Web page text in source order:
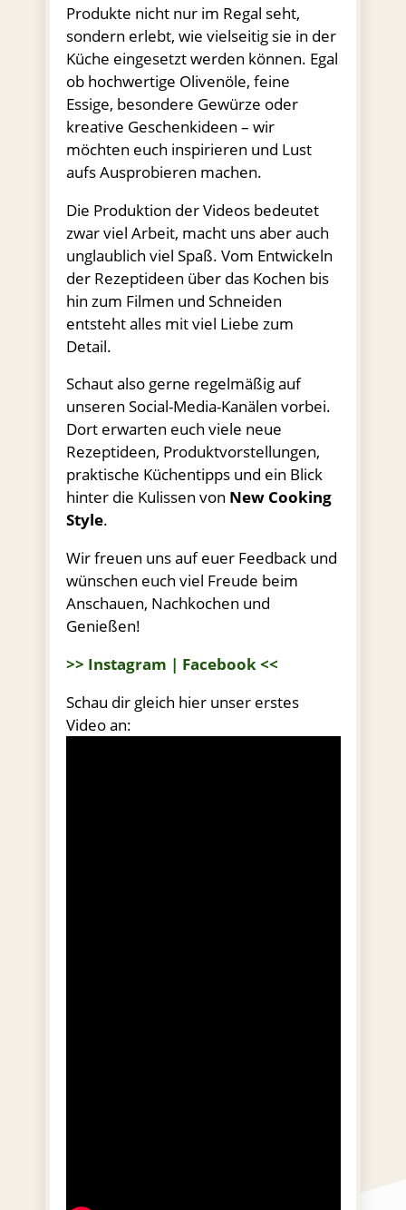
Produkte nicht nur im Regal seht,
sondern erlebt, wie vielseitig sie in der
Küche eingesetzt werden können. Egal
ob hochwertige Olivenöle, feine
Essige, besondere Gewürze oder
kreative Geschenkideen – wir
möchten euch inspirieren und Lust
aufs Ausprobieren machen.
Die Produktion der Videos bedeutet
zwar viel Arbeit, macht uns aber auch
unglaublich viel Spaß. Vom Entwickeln
der Rezeptideen über das Kochen bis
hin zum Filmen und Schneiden
entsteht alles mit viel Liebe zum
Detail.
Schaut also gerne regelmäßig auf
unseren Social-Media-Kanälen vorbei.
Dort erwarten euch viele neue
Rezeptideen, Produktvorstellungen,
praktische Küchentipps und ein Blick
hinter die Kulissen von New Cooking
Style.
Wir freuen uns auf euer Feedback und
wünschen euch viel Freude beim
Anschauen, Nachkochen und
Genießen!
>> Instagram | Facebook<<
Schau dir gleich hier unser erstes
Video an: